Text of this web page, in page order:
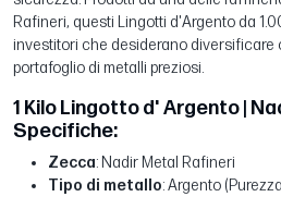
Rafineri, questi Lingotti d'Argento da
investitori che desiderano diversificare
portafoglio di metalli preziosi.
1 Kilo Lingotto d' Argento |
Specifiche:
Zecca: Nadir Metal Rafineri
Tipo di metallo: Argento